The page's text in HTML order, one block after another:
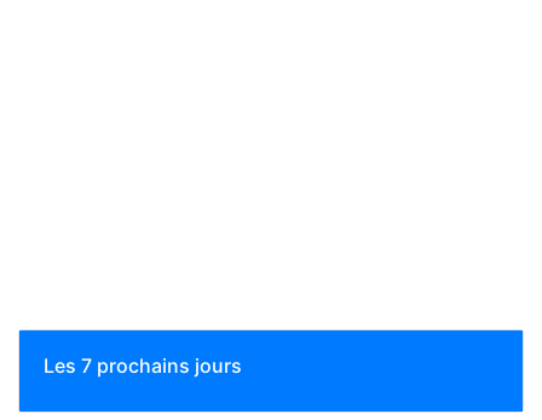
Les 7 prochains jours